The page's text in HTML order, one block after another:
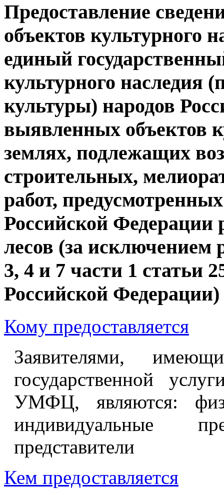
Предоставление
объектов культурного
единый
культурного наследия
культуры) народов
выявленных объектов
землях, подлежащих
строительных,
работ,
Российской Федерации
лесов (за исключением
3, 4 и 7 части 1 статьи
Российской
Кому предоставляется
Заявителями,
государственной
УМФЦ, являются:
индивидуальные
представители
Кем предоставляется